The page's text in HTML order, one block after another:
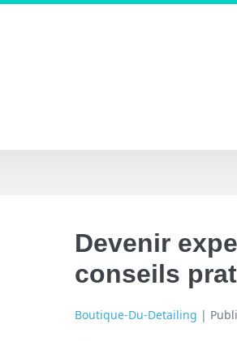
Devenir
conseils
Boutique-Du-Detailing |